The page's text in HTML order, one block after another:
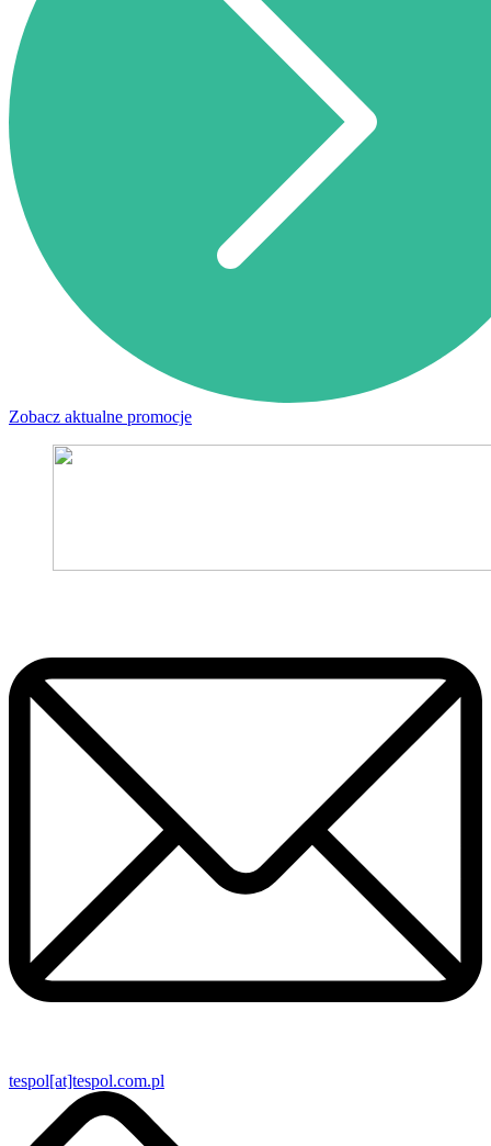
Zobacz aktualne promocje
tespol[at]tespol.com.pl